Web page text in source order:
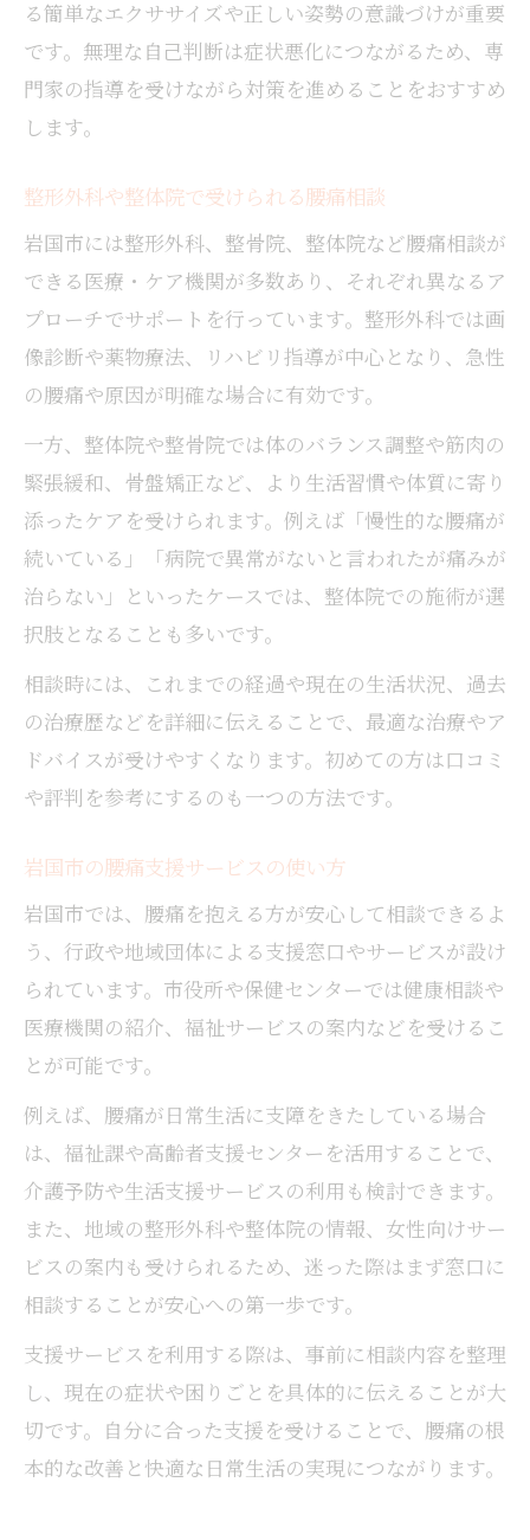
る簡単なエクササイズや正しい姿勢の意識づけが重要
です。無理な自己判断は症状悪化につながるため、専
門家の指導を受けながら対策を進めることをおすすめ
します。
整形外科や整体院で受けられる腰痛相談
岩国市には整形外科、整骨院、整体院など腰痛相談が
できる医療・ケア機関が多数あり、それぞれ異なるア
プローチでサポートを行っています。整形外科では画
像診断や薬物療法、リハビリ指導が中心となり、急性
の腰痛や原因が明確な場合に有効です。
一方、整体院や整骨院では体のバランス調整や筋肉の
緊張緩和、骨盤矯正など、より生活習慣や体質に寄り
添ったケアを受けられます。例えば「慢性的な腰痛が
続いている」「病院で異常がないと言われたが痛みが
治らない」といったケースでは、整体院での施術が選
択肢となることも多いです。
相談時には、これまでの経過や現在の生活状況、過去
の治療歴などを詳細に伝えることで、最適な治療やア
ドバイスが受けやすくなります。初めての方は口コミ
や評判を参考にするのも一つの方法です。
岩国市の腰痛支援サービスの使い方
岩国市では、腰痛を抱える方が安心して相談できるよ
う、行政や地域団体による支援窓口やサービスが設け
られています。市役所や保健センターでは健康相談や
医療機関の紹介、福祉サービスの案内などを受けるこ
とが可能です。
例えば、腰痛が日常生活に支障をきたしている場合
は、福祉課や高齢者支援センターを活用することで、
介護予防や生活支援サービスの利用も検討できます。
また、地域の整形外科や整体院の情報、女性向けサー
ビスの案内も受けられるため、迷った際はまず窓口に
相談することが安心への第一歩です。
支援サービスを利用する際は、事前に相談内容を整理
し、現在の症状や困りごとを具体的に伝えることが大
切です。自分に合った支援を受けることで、腰痛の根
本的な改善と快適な日常生活の実現につながります。